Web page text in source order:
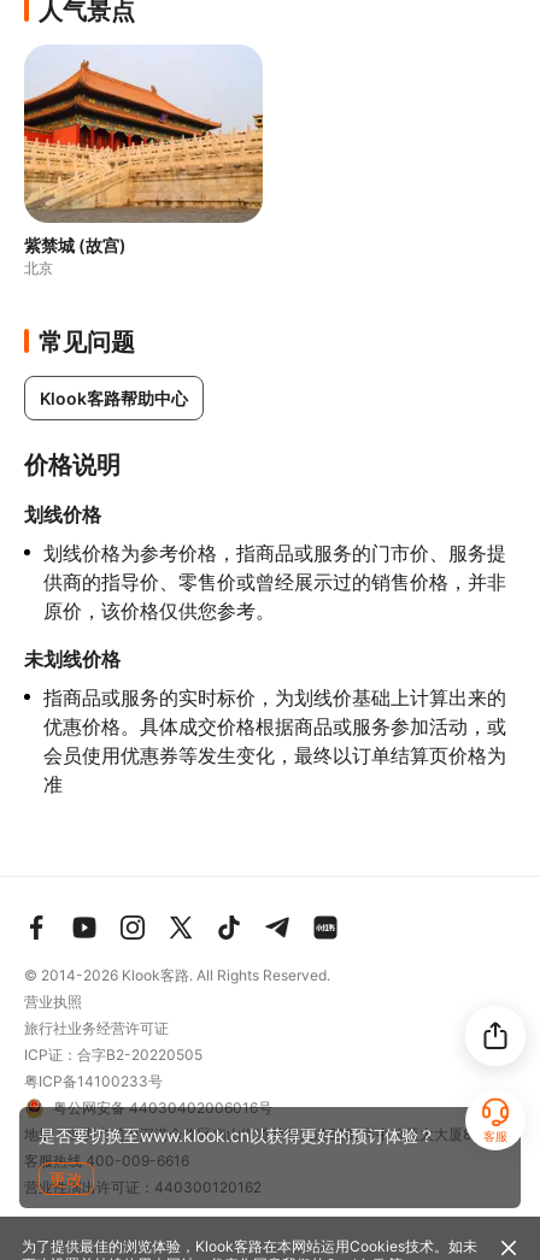
是否要切换至www.klook.cn以获得更好的预订体验？
更改
人气景点
紫禁城 (故宫)
北京
常见问题
Klook客路帮助中心
价格说明
划线价格
划线价格为参考价格，指商品或服务的门市价、服务提
供商的指导价、零售价或曾经展示过的销售价格，并非
原价，该价格仅供您参考。
未划线价格
指商品或服务的实时标价，为划线价基础上计算出来的
优惠价格。具体成交价格根据商品或服务参加活动，或
会员使用优惠券等发生变化，最终以订单结算页价格为
准
客服
© 2014-2026 Klook客路. All Rights Reserved.
营业执照
旅行社业务经营许可证
ICP证：合字B2-20220505
粤ICP备14100233号
粤公网安备 44030402006016号
地址：深圳市前海深港合作区南山街道梦海大道5289号中粮亚太大厦801
客服热线 400-009-6616
营业性演出许可证：440300120162
为了提供最佳的浏览体验，Klook客路在本网站运用Cookies技术。如未